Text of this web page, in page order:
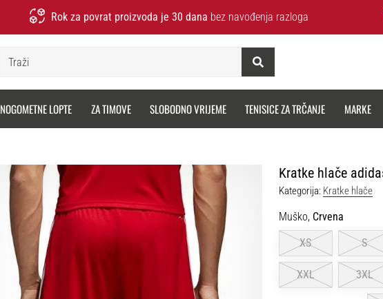
Rok za povrat proizvoda je 30 dana bez navođenja razloga
NOGOMETNE LOPTE ZA TIMOVE SLOBODNO VRIJEME TENISICE ZA TRČANJE MARKE
Kratke hlače
Kategorija: Kratke hlače
Muško, Crvena
XS
S
XXL 3XL